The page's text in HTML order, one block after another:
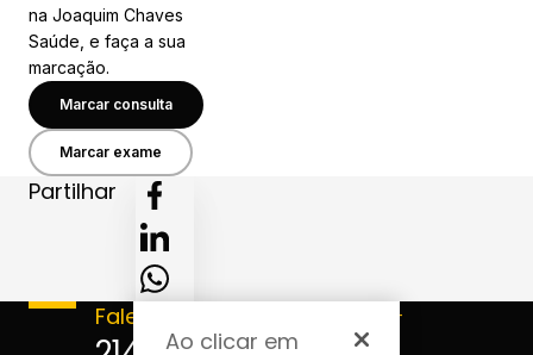
na Joaquim Chaves
Saúde, e faça a sua
marcação.
Marcar consulta
Marcar exame
Partilhar
Fale connosco
Acompanhe-
Ao clicar em